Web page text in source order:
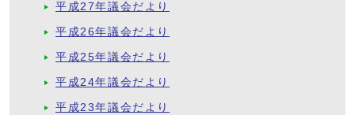
平成27年議会だより
平成26年議会だより
平成25年議会だより
平成24年議会だより
平成23年議会だより